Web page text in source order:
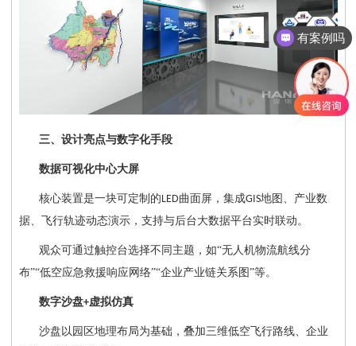
三、设计亮点与数字化手段
数据可视化中心大屏
核心装置是一块可定制的 LED曲面屏，集成GIS地图、产业数
据、飞行轨迹动态演示，支持与后台大数据平台实时联动。
观众可通过触控台选择不同主题，如“无人机物流航线分
布”“低空应急救援响应网络”“企业产业链关系图”等。
数字沙盘+虚拟仿真
沙盘以园区地理布局为基础，叠加三维低空飞行路线、企业
有案例吗